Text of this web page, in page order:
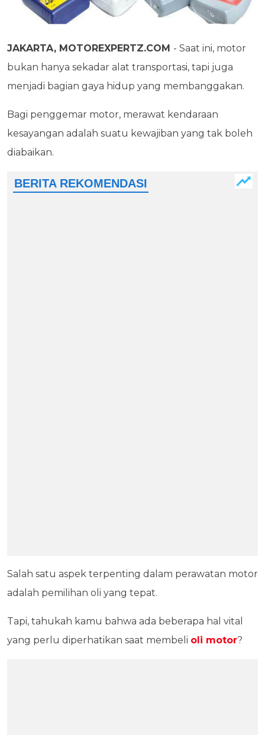
JAKARTA, MOTOREXPERTZ.COM - Saat ini, motor
bukan hanya sekadar alat transportasi, tapi juga
menjadi bagian gaya hidup yang membanggakan.
Bagi penggemar motor, merawat kendaraan
kesayangan adalah suatu kewajiban yang tak boleh
diabaikan.
Salah satu aspek terpenting dalam perawatan motor
adalah pemilihan oli yang tepat.
Tapi, tahukah kamu bahwa ada beberapa hal vital
yang perlu diperhatikan saat membeli oli motor?